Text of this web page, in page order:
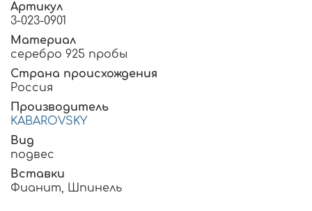
Артикул
3-023-0901
Материал
серебро 925 пробы
Страна происхождения
Россия
Производитель
KABAROVSKY
Вид
подвес
Вставки
Фианит, Шпинель